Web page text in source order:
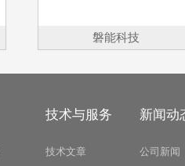
磐能科技
技术与服务
技术文章
新闻动
公司新闻